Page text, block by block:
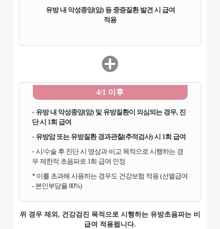
유방 내 악성종양(암) 등 중증질환 발견 시 급여
적용
4/1 이후
유방 내 악성종양(암) 및 유방질환이 의심되는 경우, 진
단 시 1회 급여
유방암 또는 유방질환 경과관찰(추적검사) 시 1회 급여
시/수술 후 진단 시 영상과 비교 목적으로 시행하는 경
우 제한적 초음파로 1회 급여 인정
* 이를 초과해 사용하는 경우도 건강보험 적용 (선별급여
- 본인부담율 80%)
위 경우 제외, 건강검진 목적으로 시행하는 유방초음파는 비
급여 적용됩니다.